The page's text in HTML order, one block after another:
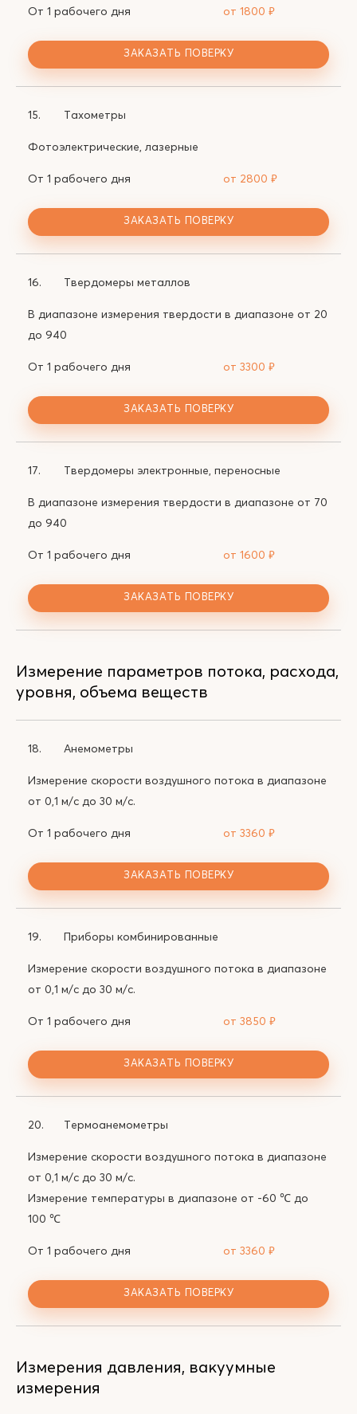
От 1 рабочего дня от 1800 ₽
ЗАКАЗАТЬ ПОВЕРКУ
15. Тахометры
Фотоэлектрические, лазерные
От 1 рабочего дня от 2800 ₽
ЗАКАЗАТЬ ПОВЕРКУ
16. Твердомеры металлов
В диапазоне измерения твердости в диапазоне от 20
до 940
От 1 рабочего дня от 3300 ₽
ЗАКАЗАТЬ ПОВЕРКУ
17. Твердомеры электронные, переносные
В диапазоне измерения твердости в диапазоне от 70
до 940
От 1 рабочего дня от 1600 ₽
ЗАКАЗАТЬ ПОВЕРКУ
Измерение параметров потока, расхода,
уровня, объема веществ
18. Анемометры
Измерение скорости воздушного потока в диапазоне
от 0,1 м/с до 30 м/с.
От 1 рабочего дня от 3360 ₽
ЗАКАЗАТЬ ПОВЕРКУ
19. Приборы комбинированные
Измерение скорости воздушного потока в диапазоне
от 0,1 м/с до 30 м/с.
От 1 рабочего дня от 3850 ₽
ЗАКАЗАТЬ ПОВЕРКУ
20. Термоанемометры
Измерение скорости воздушного потока в диапазоне
от 0,1 м/с до 30 м/с.
Измерение температуры в диапазоне от -60 ℃ до
100 ℃
От 1 рабочего дня от 3360 ₽
ЗАКАЗАТЬ ПОВЕРКУ
Измерения давления, вакуумные
измерения